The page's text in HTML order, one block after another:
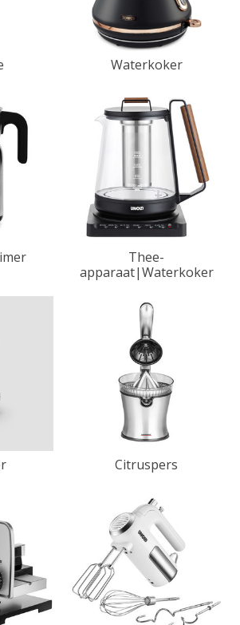
Waterkoker
Thee-
apparaat|Waterkoker
Citruspers